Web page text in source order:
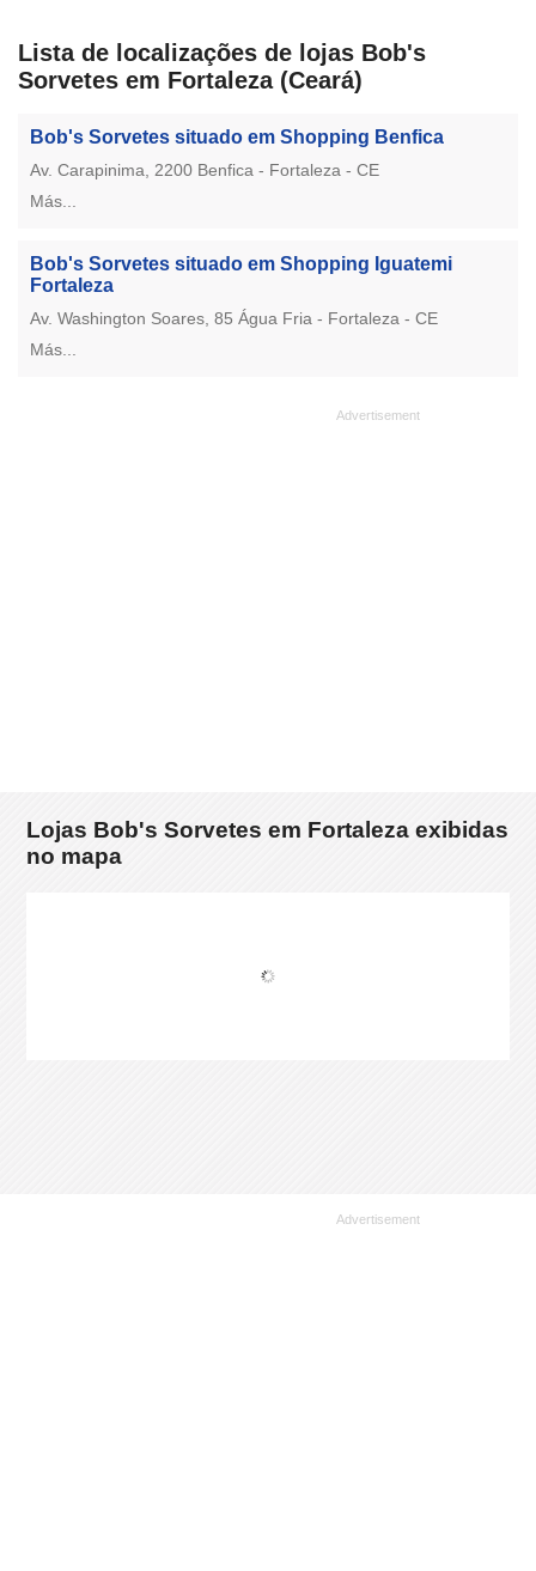
Lista de localizações de lojas Bob's
Sorvetes em Fortaleza (Ceará)
Bob's Sorvetes situado em Shopping Benfica
Av. Carapinima, 2200 Benfica - Fortaleza - CE
Más...
Bob's Sorvetes situado em Shopping Iguatemi
Fortaleza
Av. Washington Soares, 85 Água Fria - Fortaleza - CE
Más...
Lojas Bob's Sorvetes em Fortaleza exibidas
no mapa